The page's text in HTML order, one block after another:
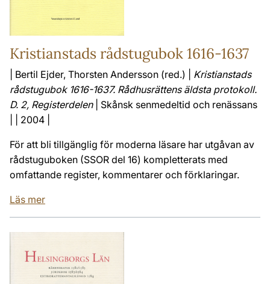
Kristianstads rådstugubok 1616-1637
| Bertil Ejder, Thorsten Andersson (red.) | Kristianstads
rådstugubok 1616-1637. Rådhusrättens äldsta protokoll.
D. 2, Registerdelen| Skånsk senmedeltid och renässans
| | 2004 |
För att bli tillgänglig för moderna läsare har utgåvan av
rådstuguboken (SSOR del 16) kompletterats med
omfattande register, kommentarer och förklaringar.
Läs mer